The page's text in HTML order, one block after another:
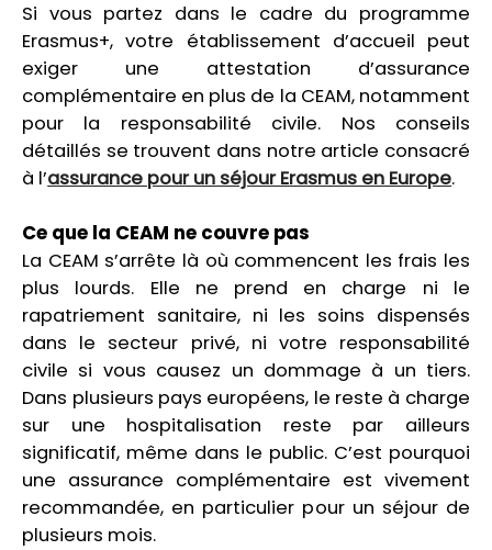
Si vous partez dans le cadre du programme
Erasmus+, votre établissement d’accueil peut
exiger une attestation d’assurance
complémentaire en plus de la CEAM, notamment
pour la responsabilité civile. Nos conseils
détaillés se trouvent dans notre article consacré
à l’assurance pour un séjour Erasmus en Europe.
Ce que la CEAM ne couvre pas
La CEAM s’arrête là où commencent les frais les
plus lourds. Elle ne prend en charge ni le
rapatriement sanitaire, ni les soins dispensés
dans le secteur privé, ni votre responsabilité
civile si vous causez un dommage à un tiers.
Dans plusieurs pays européens, le reste à charge
sur une hospitalisation reste par ailleurs
significatif, même dans le public. C’est pourquoi
une assurance complémentaire est vivement
recommandée, en particulier pour un séjour de
plusieurs mois.